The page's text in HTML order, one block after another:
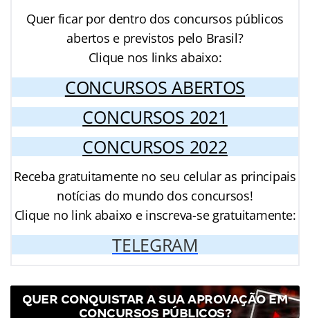
Quer ficar por dentro dos concursos públicos
abertos e previstos pelo Brasil?
Clique nos links abaixo:
CONCURSOS ABERTOS
CONCURSOS 2021
CONCURSOS 2022
Receba gratuitamente no seu celular as principais
notícias do mundo dos concursos!
Clique no link abaixo e inscreva-se gratuitamente:
TELEGRAM
QUER CONQUISTAR A SUA APROVAÇÃO EM
CONCURSOS PÚBLICOS?